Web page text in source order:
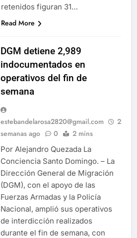
retenidos figuran 31…
Read More
DGM detiene 2,989
indocumentados en
operativos del fin de
semana
estebandelarosa2820@gmail.com
2
semanas ago
0 2 mins
Por Alejandro Quezada La
Conciencia Santo Domingo. – La
Dirección General de Migración
(DGM), con el apoyo de las
Fuerzas Armadas y la Policía
Nacional, amplió sus operativos
de interdicción realizados
durante el fin de semana, con